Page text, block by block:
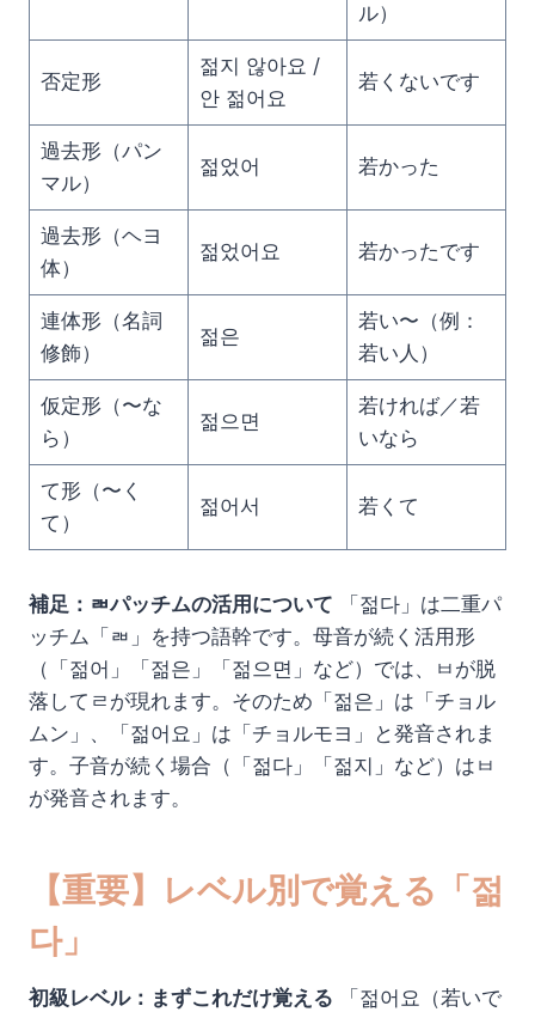
ル）
否定形
젊지 않아요 /
안 젊어요
若くないです
過去形（パン
マル）
젊었어 若かった
過去形（ヘヨ
体）
젊었어요 若かったです
連体形（名詞
修飾）
젊은
若い〜（例：
若い人）
仮定形（〜な
ら）
젊으면
若ければ／若
いなら
て形（〜く
て）
젊어서 若くて
補足：ㄼパッチムの活用について 「젊다」は二重パ
ッチム「ㄼ」を持つ語幹です。母音が続く活用形
（「젊어」「젊은」「젊으면」など）では、ㅂが脱
落してㄹが現れます。そのため「젊은」は「チョル
ムン」、「젊어요」は「チョルモヨ」と発音されま
す。子音が続く場合（「젊다」「젊지」など）はㅂ
が発音されます。
【重要】レベル別で覚える「젊
다」
初級レベル：まずこれだけ覚える 「젊어요（若いで